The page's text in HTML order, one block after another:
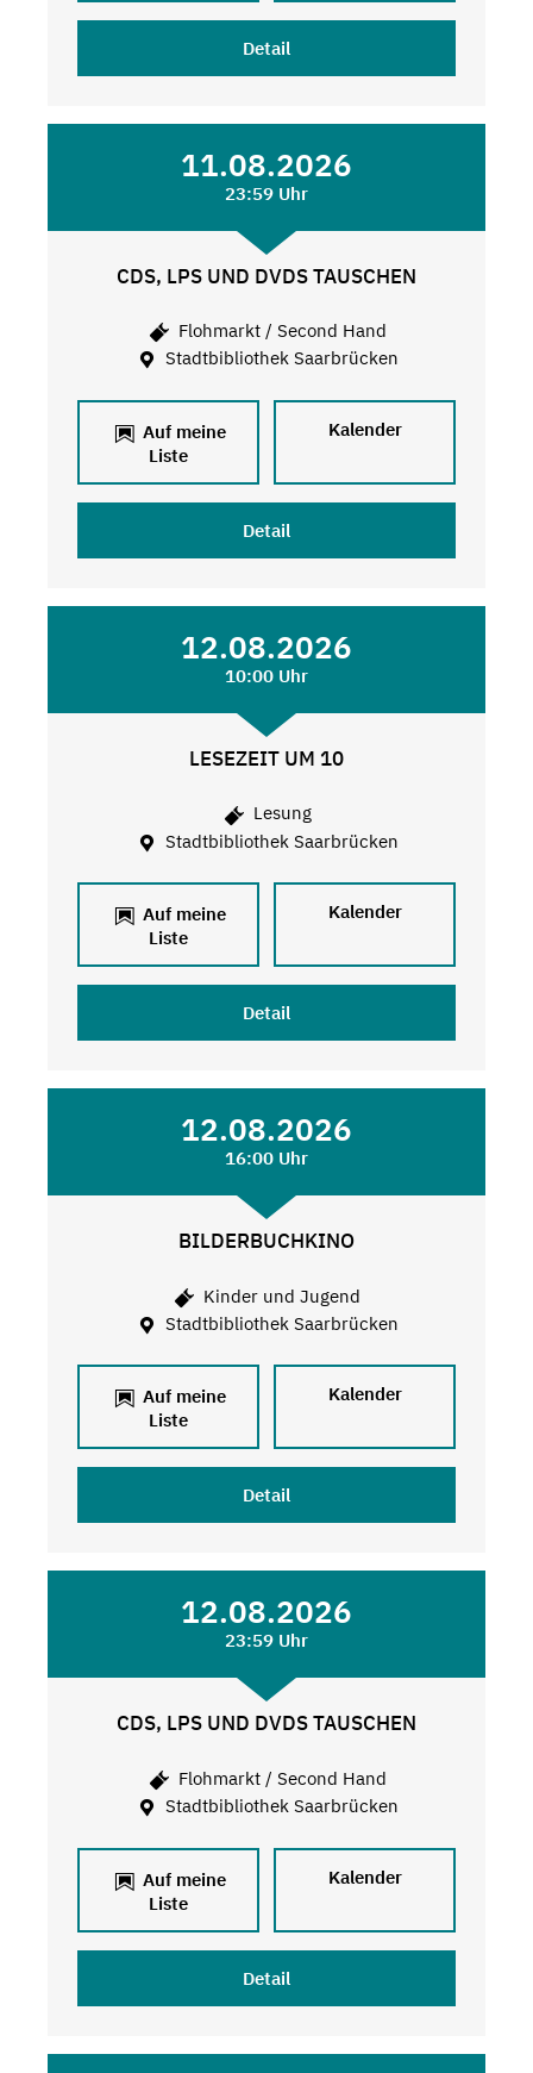
Detail
11.08.2026
23:59 Uhr
CDS, LPS UND DVDS TAUSCHEN
Flohmarkt / Second Hand
Stadtbibliothek Saarbrücken
Auf meine
Liste
Kalender
Detail
12.08.2026
10:00 Uhr
LESEZEIT UM 10
Lesung
Stadtbibliothek Saarbrücken
Auf meine
Liste
Kalender
Detail
12.08.2026
16:00 Uhr
BILDERBUCHKINO
Kinder und Jugend
Stadtbibliothek Saarbrücken
Auf meine
Liste
Kalender
Detail
12.08.2026
23:59 Uhr
CDS, LPS UND DVDS TAUSCHEN
Flohmarkt / Second Hand
Stadtbibliothek Saarbrücken
Auf meine
Liste
Kalender
Detail